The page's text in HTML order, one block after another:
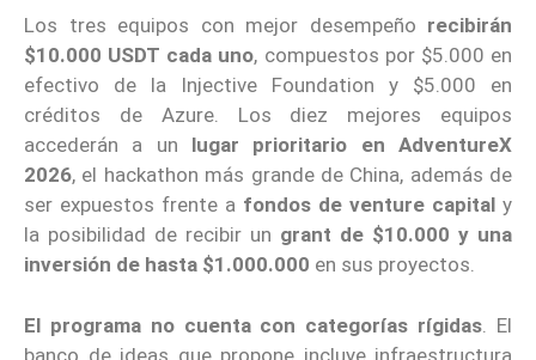
Los tres equipos con mejor desempeño recibirán
$10.000 USDT cada uno, compuestos por $5.000 en
efectivo de la Injective Foundation y $5.000 en
créditos de Azure. Los diez mejores equipos
accederán a un lugar prioritario en AdventureX
2026, el hackathon más grande de China, además de
ser expuestos frente a fondos de venture capital y
la posibilidad de recibir un grant de $10.000 y una
inversión de hasta $1.000.000 en sus proyectos.
El programa no cuenta con categorías rígidas . El
banco de ideas que propone incluye infraestructura